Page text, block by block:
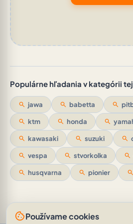
Populárne hľadania v kategórii
search jawa search babetta search
search ktm search honda search
search kawasaki search suzuki search
search vespa search stvorkolka search
search husqvarna search pionier search
cookiePoužívame cookies